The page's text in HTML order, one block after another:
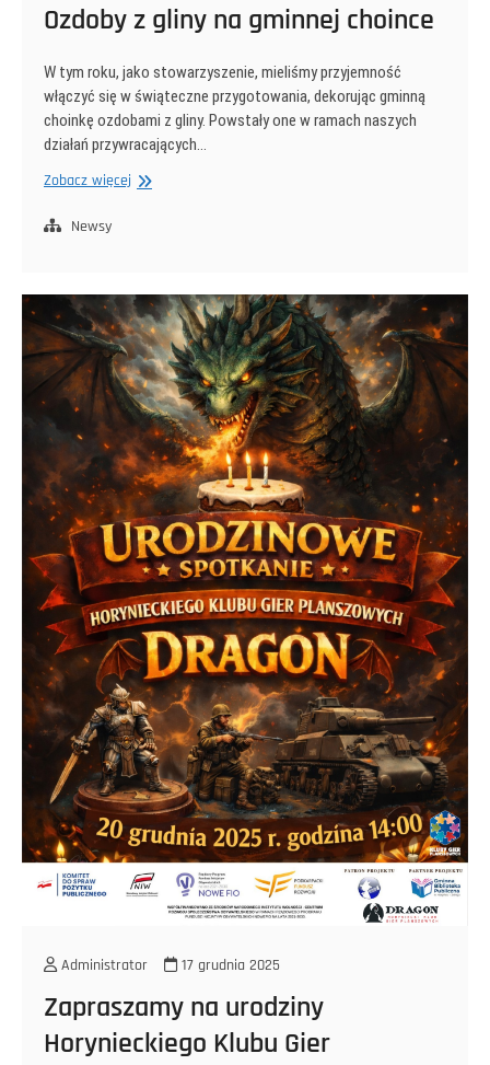
Ozdoby z gliny na gminnej choince
W tym roku, jako stowarzyszenie, mieliśmy przyjemność
włączyć się w świąteczne przygotowania, dekorując gminną
choinkę ozdobami z gliny. Powstały one w ramach naszych
działań przywracających…
Zobacz więcej Ozdoby
choince
Newsy
Administrator 17 grudnia 2025
Zapraszamy na urodziny
Horynieckiego Klubu Gier